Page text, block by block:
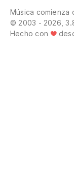
Música comienza
© 2003 - 2026,
Hecho con